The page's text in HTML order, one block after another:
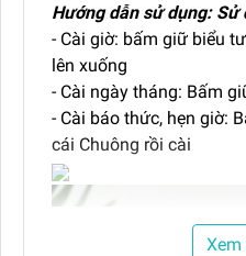
Hướng dẫn sử dụng: Sử
- Cài giờ: bấm giữ biểu
lên xuống
- Cài ngày tháng: Bấm
- Cài báo thức, hẹn giờ:
cái Chuông rồi cài
Xem